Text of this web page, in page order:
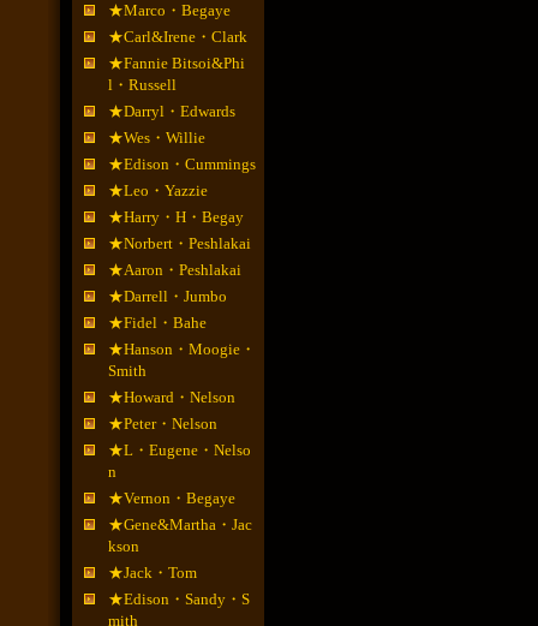
★Marco・Begaye
★Carl&Irene・Clark
★Fannie Bitsoi&Phi
l・Russell
★Darryl・Edwards
★Wes・Willie
★Edison・Cummings
★Leo・Yazzie
★Harry・H・Begay
★Norbert・Peshlakai
★Aaron・Peshlakai
★Darrell・Jumbo
★Fidel・Bahe
★Hanson・Moogie・
Smith
★Howard・Nelson
★Peter・Nelson
★L・Eugene・Nelso
n
★Vernon・Begaye
★Gene&Martha・Jac
kson
★Jack・Tom
★Edison・Sandy・S
mith